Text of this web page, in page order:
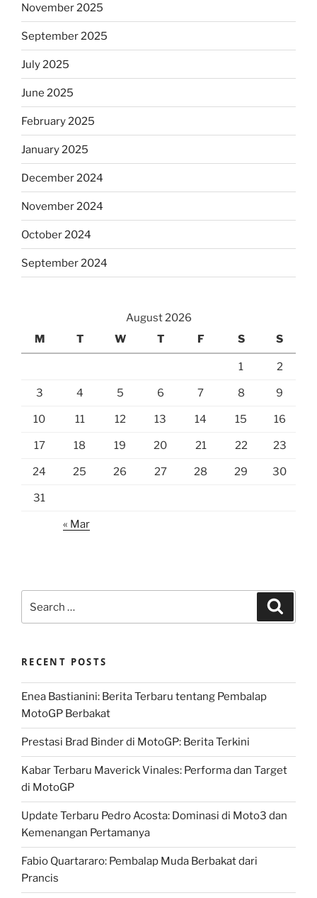
November 2025
September 2025
July 2025
June 2025
February 2025
January 2025
December 2024
November 2024
October 2024
September 2024
August 2026
M
T W T F S S
1 2
3 4 5 6 7 8 9
10 11 12 13 14 15 16
17 18 19 20 21 22 23
24 25 26 27 28 29 30
31
« Mar
for:
RECENT POSTS
Enea Bastianini: Berita Terbaru tentang Pembalap
MotoGP Berbakat
Prestasi Brad Binder di MotoGP: Berita Terkini
Kabar Terbaru Maverick Vinales: Performa dan Target
di MotoGP
Update Terbaru Pedro Acosta: Dominasi di Moto3 dan
Kemenangan Pertamanya
Fabio Quartararo: Pembalap Muda Berbakat dari
Prancis